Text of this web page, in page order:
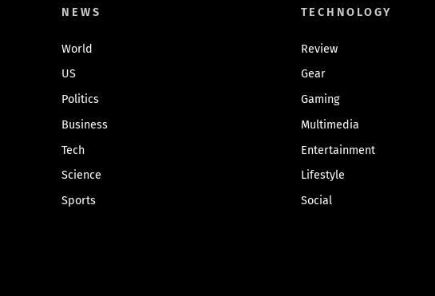
NEWS
World
US
Politics
Business
Tech
Science
Sports
TECHNOLOGY
Review
Gear
Gaming
Multimedia
Entertainment
Lifestyle
Social